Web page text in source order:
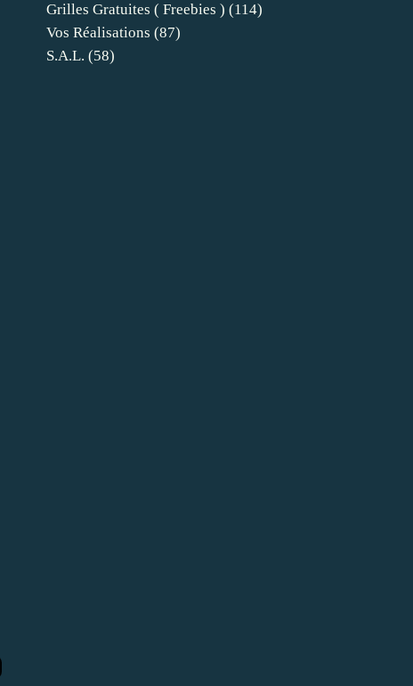
Grilles Gratuites ( Freebies ) (114)
Vos Réalisations (87)
S.a.l. (58)